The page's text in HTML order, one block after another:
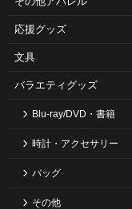
応援グッズ
文具
バラエティグッズ
Blu-ray/DVD・書籍
時計・アクセサリー
バッグ
その他